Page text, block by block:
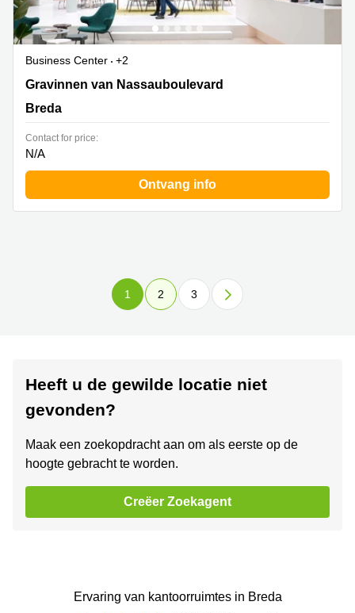
Business Center
+2
Gravinnen van Nassauboulevard 4, Breda
Gravinnen van Nassauboulevard
Breda
Contact for price:
N/A
Ontvang info
1 2 3
Heeft u de gewilde locatie niet
gevonden?
Maak een zoekopdracht aan om als eerste op de
hoogte gebracht te worden.
Creëer Zoekagent
Ervaring van ‪kantoorruimtes‬ in Breda